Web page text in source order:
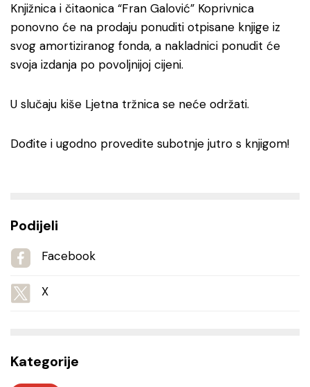
Knjižnica i čitaonica “Fran Galović” Koprivnica
ponovno će na prodaju ponuditi otpisane knjige iz
svog amortiziranog fonda, a nakladnici ponudit će
svoja izdanja po povoljnijoj cijeni.
U slučaju kiše Ljetna tržnica se neće održati.
Dođite i ugodno provedite subotnje jutro s knjigom!
Podijeli
Facebook
X
Kategorije